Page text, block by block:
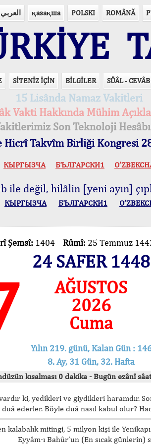
العربي қазақша POLSKI ROMÂNĂ
SİTENİZ İÇİN BİLGİLER SÜÂL - CEVÂB
15 Lisânda Namaz Vakitleri
Vakti Hakkında Mühim
Son Teknoloji
Hicrî Takvîm Birliği Kongresi
КЫPГЫЗЧA БЪЛГАРСКИ1
ile değil, hilâlin [yeni ayın]
КЫPГЫЗЧA БЪЛГАРСКИ1
Şemsî: 1404 Rûmî: 25 Temmuz
24 SAFER 1448
AĞUSTOS
2026
Cuma
Yılın 219. günü, Kalan Gün :
8. Ay, 31 Gün, 32. Hafta
kısalması 0 dakika - Bugün ezânî
ki, yedikleri ve giydikleri haramdır.
duâ ederler. Böyle duâ nasıl kabul olur?
kalabalık mitingi, 5 milyon kişi ile
Eyyâm-ı Bahûr’un (En sıcak günlerin)